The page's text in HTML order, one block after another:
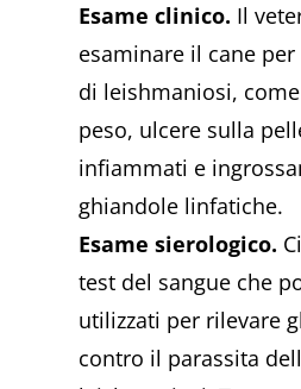
Esame clinico. Il
esaminare il cane per
di leishmaniosi,
peso, ulcere sulla
infiammati e
ghiandole linfatiche.
Esame sierologico.
test del sangue che
utilizzati per rilevare
contro il parassita